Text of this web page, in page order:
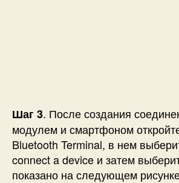
Шаг 3. После создания
модулем и смартфоном
Bluetooth Terminal, в нем
connect a device и затем
показано на следующем